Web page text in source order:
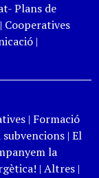
Plans de
Cooperatives
|
| Formació
| El
la
| Altres|